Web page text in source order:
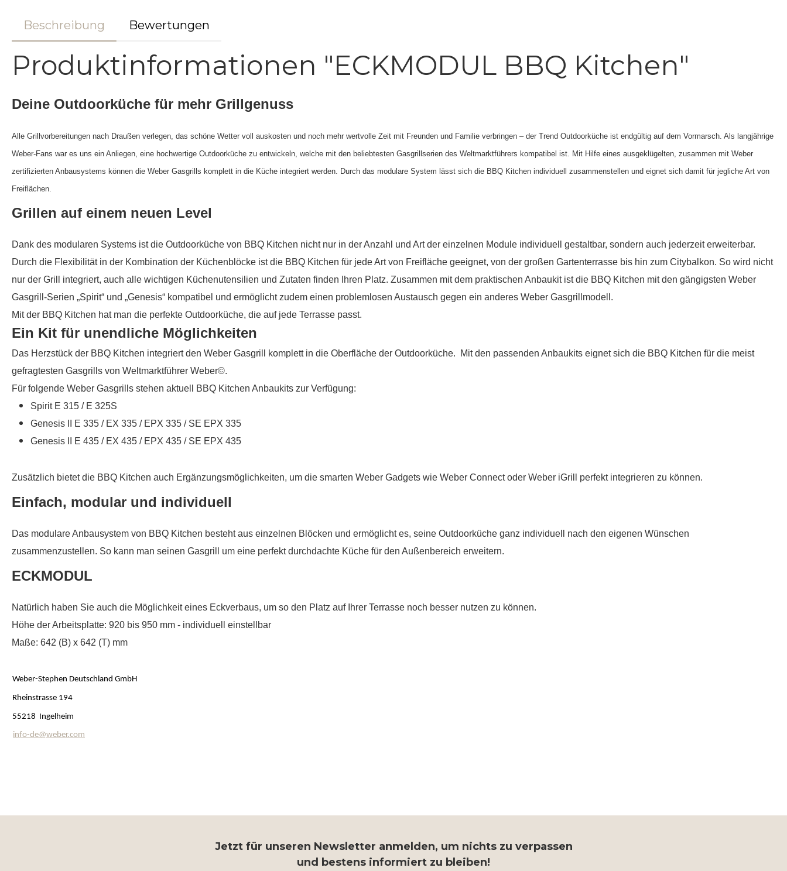
Beschreibung Bewertungen
Produktinformationen "ECKMODUL BBQ Kitchen"
Deine Outdoorküche für mehr Grillgenuss
Alle Grillvorbereitungen nach Draußen verlegen, das schöne Wetter voll auskosten und noch mehr wertvolle Zeit mit Freunden und Familie verbringen – der Trend Outdoorküche ist endgültig auf dem Vormarsch. Als langjährige
Weber-Fans war es uns ein Anliegen, eine hochwertige Outdoorküche zu entwickeln, welche mit den beliebtesten Gasgrillserien des Weltmarktführers kompatibel ist. Mit Hilfe eines ausgeklügelten, zusammen mit Weber
zertifizierten Anbausystems können die Weber Gasgrills komplett in die Küche integriert werden. Durch das modulare System lässt sich die BBQ Kitchen individuell zusammenstellen und eignet sich damit für jegliche Art von
Freiflächen.
Grillen auf einem neuen Level
Dank des modularen Systems ist die Outdoorküche von BBQ Kitchen nicht nur in der Anzahl und Art der einzelnen Module individuell gestaltbar, sondern auch jederzeit erweiterbar.
Durch die Flexibilität in der Kombination der Küchenblöcke ist die BBQ Kitchen für jede Art von Freifläche geeignet, von der großen Gartenterrasse bis hin zum Citybalkon. So wird nicht
nur der Grill integriert, auch alle wichtigen Küchenutensilien und Zutaten finden Ihren Platz. Zusammen mit dem praktischen Anbaukit ist die BBQ Kitchen mit den gängigsten Weber
Gasgrill-Serien „Spirit“ und „Genesis“ kompatibel und ermöglicht zudem einen problemlosen Austausch gegen ein anderes Weber Gasgrillmodell.
Mit der BBQ Kitchen hat man die perfekte Outdoorküche, die auf jede Terrasse passt.
Ein Kit für unendliche Möglichkeiten
Das Herzstück der BBQ Kitchen integriert den Weber Gasgrill komplett in die Oberfläche der Outdoorküche. Mit den passenden Anbaukits eignet sich die BBQ Kitchen für die meist
gefragtesten Gasgrills von Weltmarktführer Weber©.
Für folgende Weber Gasgrills stehen aktuell BBQ Kitchen Anbaukits zur Verfügung:
Spirit E 315 / E 325S
Genesis II E 335 / EX 335 / EPX 335 / SE EPX 335
Genesis II E 435 / EX 435 / EPX 435 / SE EPX 435
Zusätzlich bietet die BBQ Kitchen auch Ergänzungsmöglichkeiten, um die smarten Weber Gadgets wie Weber Connect oder Weber iGrill perfekt integrieren zu können.
Einfach, modular und individuell
Das modulare Anbausystem von BBQ Kitchen besteht aus einzelnen Blöcken und ermöglicht es, seine Outdoorküche ganz individuell nach den eigenen Wünschen
zusammenzustellen. So kann man seinen Gasgrill um eine perfekt durchdachte Küche für den Außenbereich erweitern.
ECKMODUL
Natürlich haben Sie auch die Möglichkeit eines Eckverbaus, um so den Platz auf Ihrer Terrasse noch besser nutzen zu können.
Höhe der Arbeitsplatte: 920 bis 950 mm - individuell einstellbar
Maße: 642 (B) x 642 (T) mm
Weber-Stephen Deutschland GmbH
Rheinstrasse 194
55218 Ingelheim
info-de@weber.com
Jetzt für unseren Newsletter anmelden, um nichts zu verpassen
und bestens informiert zu bleiben!